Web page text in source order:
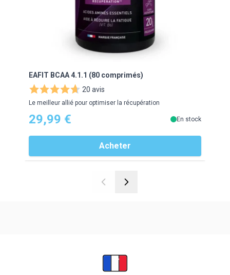
EAFIT BCAA 4.1.1 (80 comprimés)
20 avis
Le meilleur allié pour optimiser la récupération
29,99 € En stock
Acheter